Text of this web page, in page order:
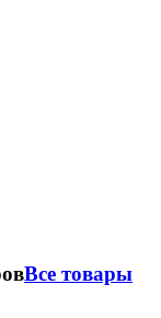
Все товары